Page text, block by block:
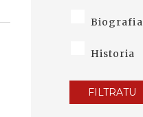
Biografia
Historia
FILTRATU